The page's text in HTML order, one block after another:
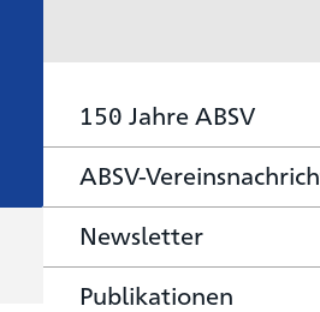
150 Jahre ABSV
ABSV-
Newsletter
Publikationen